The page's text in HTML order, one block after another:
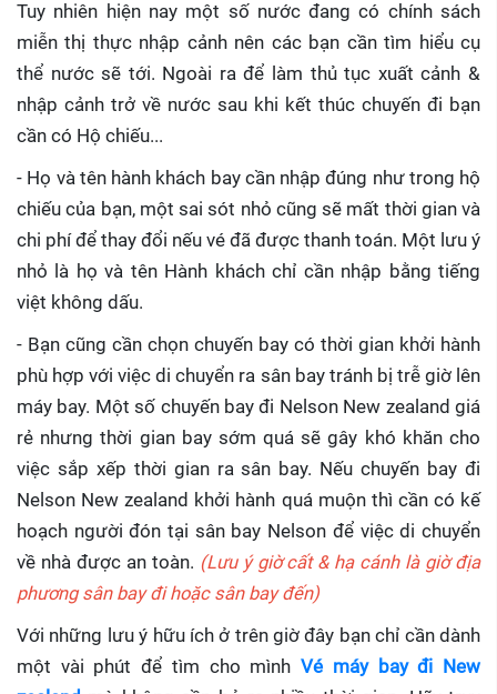
Tuy nhiên hiện nay một số nước đang có chính sách
miễn thị thực nhập cảnh nên các bạn cần tìm hiểu cụ
thể nước sẽ tới. Ngoài ra để làm thủ tục xuất cảnh &
nhập cảnh trở về nước sau khi kết thúc chuyến đi bạn
cần có Hộ chiếu...
- Họ và tên hành khách bay cần nhập đúng như trong hộ
chiếu của bạn, một sai sót nhỏ cũng sẽ mất thời gian và
chi phí để thay đổi nếu vé đã được thanh toán. Một lưu ý
nhỏ là họ và tên Hành khách chỉ cần nhập bằng tiếng
việt không dấu.
- Bạn cũng cần chọn chuyến bay có thời gian khởi hành
phù hợp với việc di chuyển ra sân bay tránh bị trễ giờ lên
máy bay. Một số chuyến bay đi Nelson New zealand giá
rẻ nhưng thời gian bay sớm quá sẽ gây khó khăn cho
việc sắp xếp thời gian ra sân bay. Nếu chuyến bay đi
Nelson New zealand khởi hành quá muộn thì cần có kế
hoạch người đón tại sân bay Nelson để việc di chuyển
về nhà được an toàn. (Lưu ý giờ cất & hạ cánh là giờ địa
phương sân bay đi hoặc sân bay đến)
Với những lưu ý hữu ích ở trên giờ đây bạn chỉ cần dành
một vài phút để tìm cho mìnhVé máy bay đi New